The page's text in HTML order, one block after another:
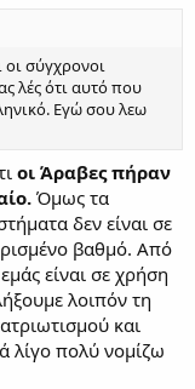
οι σύγχρονοι
λές ότι αυτό που
Εγώ σου λεω
οι Άραβες πήραν
Όμως τα
δεν είναι σε
βαθμό. Από
είναι σε χρήση
λοιπόν τη
και
λίγο πολύ νομίζω